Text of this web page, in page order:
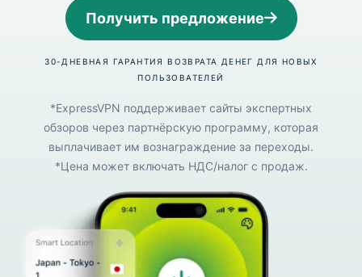
Получить предложение
30-ДНЕВНАЯ ГАРАНТИЯ ВОЗВРАТА ДЕНЕГ ДЛЯ НОВЫХ
ПОЛЬЗОВАТЕЛЕЙ
*ExpressVPN поддерживает сайты экспертных
обзоров через партнёрскую программу, которая
выплачивает им вознаграждение за переходы.
*Цена может включать НДС/налог с продаж.